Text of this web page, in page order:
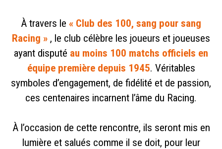
À travers le « Club des 100, sang pour sang
Racing » , le club célèbre les joueurs et joueuses
ayant disputé au moins 100 matchs officiels en
équipe première depuis 1945. Véritables
symboles d’engagement, de fidélité et de passion,
ces centenaires incarnent l’âme du Racing.
À l’occasion de cette rencontre, ils seront mis en
lumière et salués comme il se doit, pour leur